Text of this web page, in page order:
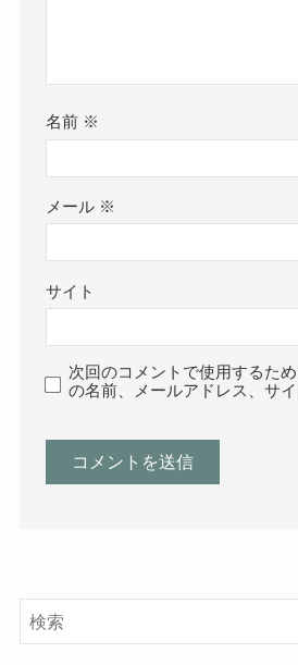
名前 ※
メール ※
サイト
次回のコメントで使用するた
の名前、メールアドレス、サイ